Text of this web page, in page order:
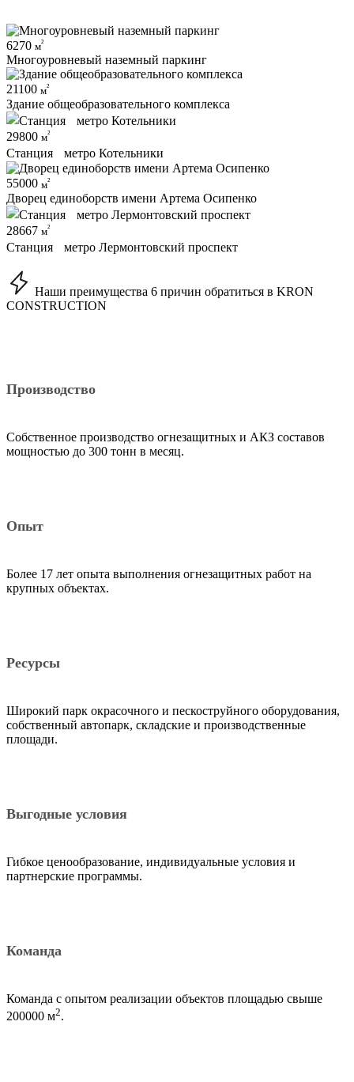
6270 м²
Многоуровневый наземный паркинг
21100 м²
Здание общеобразовательного комплекса
29800 м²
Станция метро Котельники
55000 м²
Дворец единоборств имени Артема Осипенко
28667 м²
Станция метро Лермонтовский проспект
Наши преимущества 6 причин обратиться в KRON
CONSTRUCTION
Производство
Собственное производство огнезащитных и АКЗ составов
мощностью до 300 тонн в месяц.
Опыт
Более 17 лет опыта выполнения огнезащитных работ на
крупных объектах.
Ресурсы
Широкий парк окрасочного и пескоструйного оборудования,
собственный автопарк, складские и производственные
площади.
Выгодные условия
Гибкое ценообразование, индивидуальные условия и
партнерские программы.
Команда
Команда с опытом реализации объектов площадью свыше
200000 м2.